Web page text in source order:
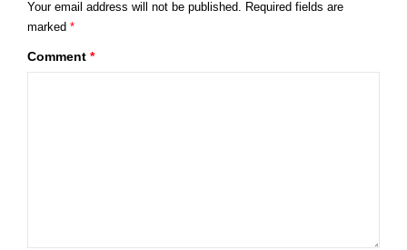
Your email address will not be published. Required fields are
marked *
Comment *